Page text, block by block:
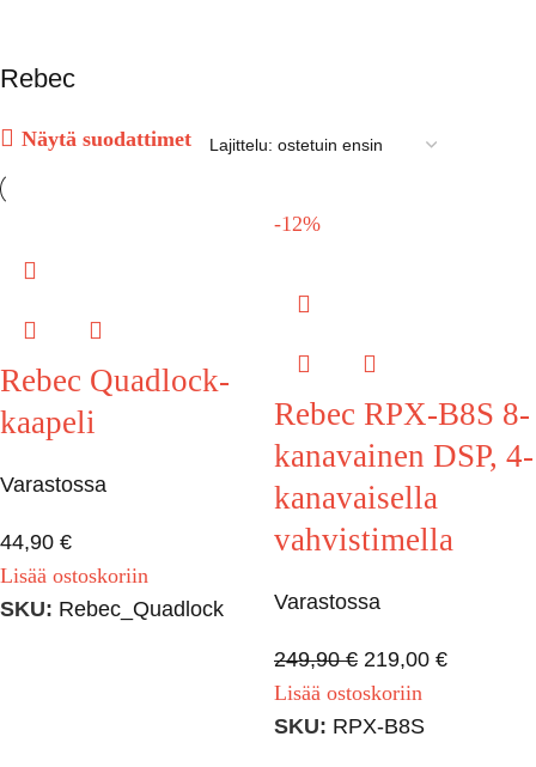
Rebec
Näytä suodattimet
Rebec Quadlock-
kaapeli
Varastossa
44,90 €
Lisää ostoskoriin
SKU: Rebec_Quadlock
-12%
Rebec RPX-B8S 8-
kanavainen DSP, 4-
kanavaisella
vahvistimella
Varastossa
249,90€ 219,00 €
Lisää ostoskoriin
SKU: RPX-B8S